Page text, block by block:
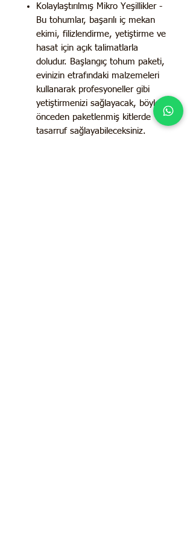
Kolaylaştırılmış Mikro Yeşillikler -
Bu tohumlar, başarılı iç mekan
ekimi, filizlendirme, yetiştirme ve
hasat için açık talimatlarla
doludur. Başlangıç ​​tohum paketi,
evinizin etrafındaki malzemeleri
kullanarak profesyoneller gibi
yetiştirmenizi sağlayacak, böylece
önceden paketlenmiş kitlerde
tasarruf sağlayabileceksiniz.